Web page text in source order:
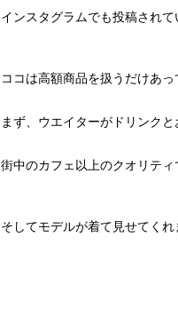
インスタグラムでも投稿され
ココは高額商品を扱うだけあ
まず、ウエイターがドリンク
街中のカフェ以上のクオリティ
そしてモデルが着て見せてくれ